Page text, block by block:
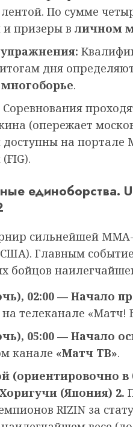
По сумме
призеры в личном
дня
.
Соревнования
(опережает
доступны на
единоборства.
сильнейшей
Главным
бойцов
02:00 — Начало
телеканале «Матч!
05:00 — Начало
канале «Матч ТВ».
(ориентировочно
(Япония) 2.
RIZIN за